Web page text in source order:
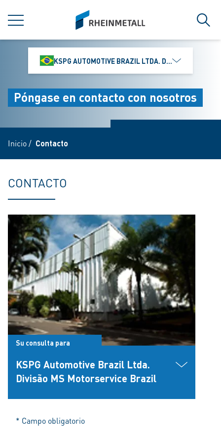
MENÚ
siteLogo
KSPG AUTOMOTIVE BRAZIL LTDA. DIVISÃO MS
Póngase en contacto con nosotros
Inicio/ Contacto
CONTACTO
Su consulta para
KSPG Automotive Brazil Ltda.
Divisão MS Motorservice Brazil
* Campo obligatorio